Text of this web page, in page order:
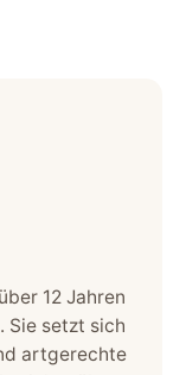
12 Jahren
Sie setzt sich
artgerechte